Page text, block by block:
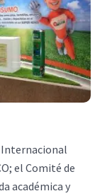
Internacional
el Comité de
académica y